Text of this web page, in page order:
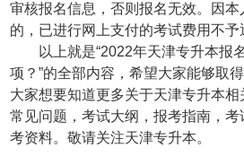
审核报名信息，否则报名无效。因
的，已进行网上支付的考试费用不予
以上就是“2022年天津专升本报
项？”的全部内容，希望大家能够取
大家想要知道更多关于天津专升本
常见问题，考试大纲，报考指南，
考资料。敬请关注天津专升本。